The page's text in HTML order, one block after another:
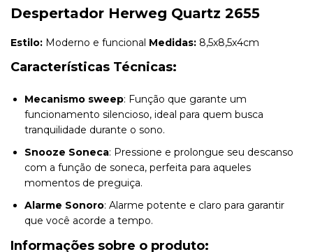
Despertador Herweg Quartz 2655
Estilo: Moderno e funcional Medidas: 8,5x8,5x4cm
Características Técnicas:
Mecanismo sweep: Função que garante um
funcionamento silencioso, ideal para quem busca
tranquilidade durante o sono.
Snooze Soneca: Pressione e prolongue seu descanso
com a função de soneca, perfeita para aqueles
momentos de preguiça.
Alarme Sonoro: Alarme potente e claro para garantir
que você acorde a tempo.
Informações sobre o produto: